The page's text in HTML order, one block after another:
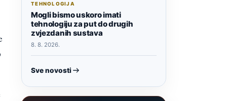
TEHNOLOGIJA
Mogli bismo uskoro imati
tehnologiju za put do drugih
zvjezdanih sustava
8. 8. 2026.
Sve novosti